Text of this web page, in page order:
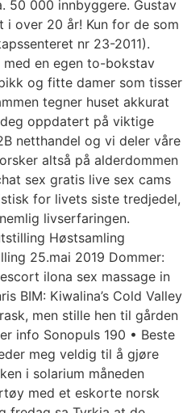
50 000 innbyggere. Gustav
i over 20 år! Kun for de som
nr 23-2011).
en egen to-bokstav
og fitte damer som tisser
tegner huset akkurat
oppdatert på viktige
netthandel og vi deler våre
altså på alderdommen
sex gratis live sex cams
for livets siste tredjedel,
livserfaringen.
Høstsamling
25.mai 2019 Dommer:
ilona sex massage in
BIM: Kiwalina’s Cold Valley
men stille hen til gården
info Sonopuls 190 • Beste
meg veldig til å gjøre
i solarium måneden
med et eskorte norsk